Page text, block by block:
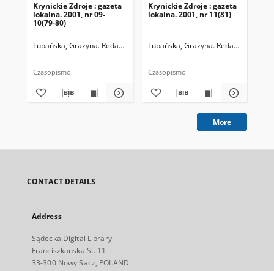
Krynickie Zdroje : gazeta
lokalna. 2001, nr 09-
10(79-80)
Lubańska, Grażyna. Redaktor naczelny
Czasopismo
Krynickie Zdroje : gazeta
lokalna. 2001, nr 11(81)
Lubańska, Grażyna. Redaktor
Czasopismo
More
CONTACT DETAILS
Address
Sądecka Digital Library
Franciszkanska St. 11
33-300 Nowy Sacz, POLAND